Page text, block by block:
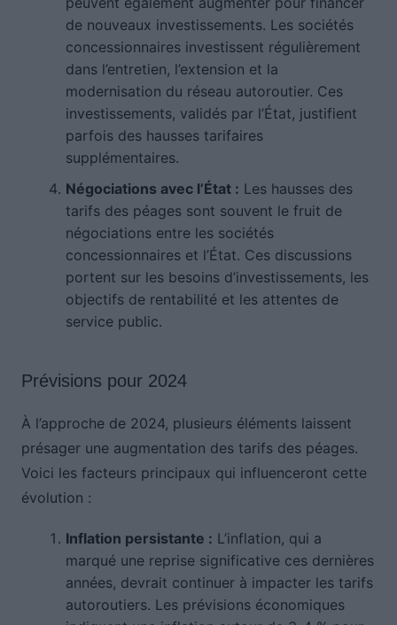
de nouveaux investissements. Les sociétés
concessionnaires investissent régulièrement
dans l’entretien, l’extension et la
modernisation du réseau autoroutier. Ces
investissements, validés par l’État, justifient
parfois des hausses tarifaires
supplémentaires.
Négociations avec l’État : Les hausses des
tarifs des péages sont souvent le fruit de
négociations entre les sociétés
concessionnaires et l’État. Ces discussions
portent sur les besoins d’investissements, les
objectifs de rentabilité et les attentes de
service public.
Prévisions pour 2024
À l’approche de 2024, plusieurs éléments laissent
présager une augmentation des tarifs des péages.
Voici les facteurs principaux qui influenceront cette
évolution :
Inflation persistante : L’inflation, qui a
marqué une reprise significative ces dernières
années, devrait continuer à impacter les tarifs
autoroutiers. Les prévisions économiques